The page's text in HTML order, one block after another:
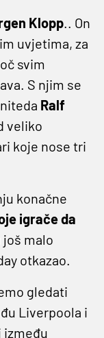
Klopp.. On
uvjetima, za
svim
S njim se
Ralf
veliko
koje nose tri
konačne
igrače da
još malo
otkazao.
gledati
Liverpoola i
između